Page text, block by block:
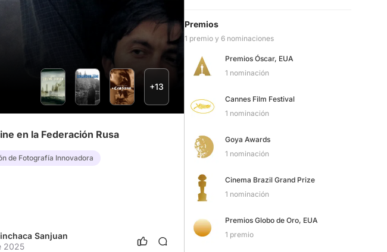
+13
en la Federación Rusa
de Fotografía Innovadora
Sanjuan
2025
Premios
1 premio y 6 nominaciones
Premios Óscar, EUA
1 nominación
Cannes Film Festival
1 nominación
Goya Awards
1 nominación
Cinema Brazil Grand Prize
1 nominación
Premios Globo de Oro, EUA
1 premio